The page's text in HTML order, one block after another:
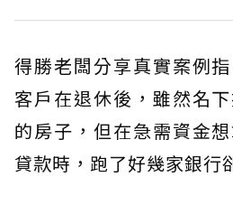
得勝老闆分享真實案例
客戶在退休後，雖然名
的房子，但在急需資金
貸款時，跑了好幾家銀行